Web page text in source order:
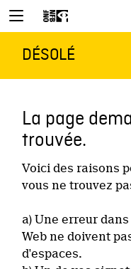
DÉSOLÉ
La page
trouvée.
Voici des raisons
vous ne trouvez
a) Une erreur
Web ne doivent
d'espaces.